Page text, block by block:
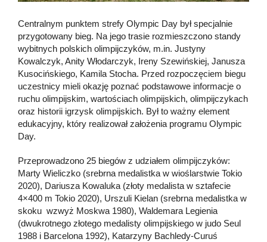
Centralnym punktem strefy Olympic Day był specjalnie
przygotowany bieg. Na jego trasie rozmieszczono standy
wybitnych polskich olimpijczyków, m.in. Justyny
Kowalczyk, Anity Włodarczyk, Ireny Szewińskiej, Janusza
Kusocińskiego, Kamila Stocha. Przed rozpoczęciem biegu
uczestnicy mieli okazję poznać podstawowe informacje o
ruchu olimpijskim, wartościach olimpijskich, olimpijczykach
oraz historii igrzysk olimpijskich. Był to ważny element
edukacyjny, który realizował założenia programu Olympic
Day.
Przeprowadzono 25 biegów z udziałem olimpijczyków:
Marty Wieliczko (srebrna medalistka w wioślarstwie Tokio
2020), Dariusza Kowaluka (złoty medalista w sztafecie
4×400 m Tokio 2020), Urszuli Kielan (srebrna medalistka w
skoku wzwyż Moskwa 1980), Waldemara Legienia
(dwukrotnego złotego medalisty olimpijskiego w judo Seul
1988 i Barcelona 1992), Katarzyny Bachledy-Curuś